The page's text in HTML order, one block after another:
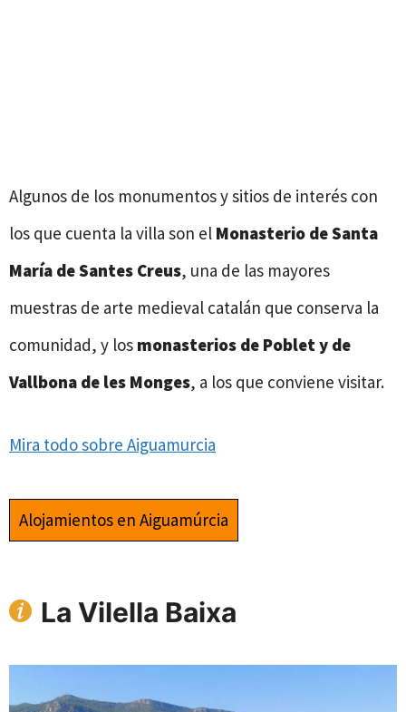
Algunos de los monumentos y sitios de interés con
los que cuenta la villa son el Monasterio de Santa
María de Santes Creus, una de las mayores
muestras de arte medieval catalán que conserva la
comunidad, y los monasterios de Poblet y de
Vallbona de les Monges, a los que conviene visitar.
Mira todo sobre Aiguamurcia
Alojamientos en Aiguamúrcia
La Vilella Baixa